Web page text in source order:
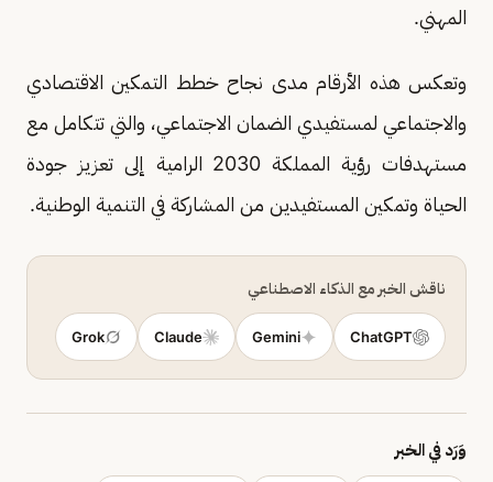
المهني.
وتعكس هذه الأرقام مدى نجاح خطط التمكين الاقتصادي
والاجتماعي لمستفيدي الضمان الاجتماعي، والتي تتكامل مع
مستهدفات رؤية المملكة 2030 الرامية إلى تعزيز جودة
الحياة وتمكين المستفيدين من المشاركة في التنمية الوطنية.
ناقش الخبر مع الذكاء الاصطناعي
ChatGPT
Gemini
Claude
Grok
وَرَد في الخبر